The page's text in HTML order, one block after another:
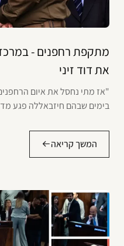
מתקפת רחפנים -
את דוד זיני
"אז מתי נחסל את איום
בימים שבהם חיזבאללה פגע
המשך קריאה